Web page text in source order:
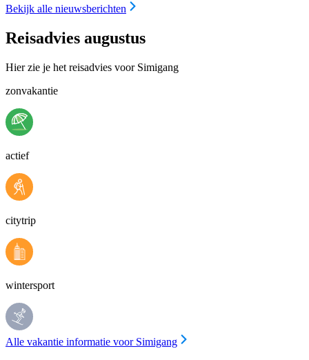
Bekijk alle nieuwsberichten
Reisadvies augustus
Hier zie je het reisadvies voor Simigang
zonvakantie
actief
citytrip
wintersport
Alle vakantie informatie voor Simigang